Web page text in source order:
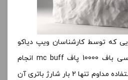
که توسط کارشناسان ویپ دیاکو
روی پاد یکبار مصرف ام سی باف 10000 پاف mc buff انجام
دادیم بیش از یک هفته استفاده مداوم تنها 2 بار شارژ باتری آن